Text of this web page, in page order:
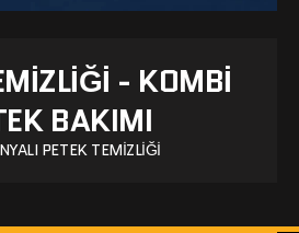
- KOMBI
BAKIMI
PETEK TEMIZLIĞI